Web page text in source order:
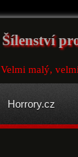
Šílenství
Velmi malý,
Horrory.cz